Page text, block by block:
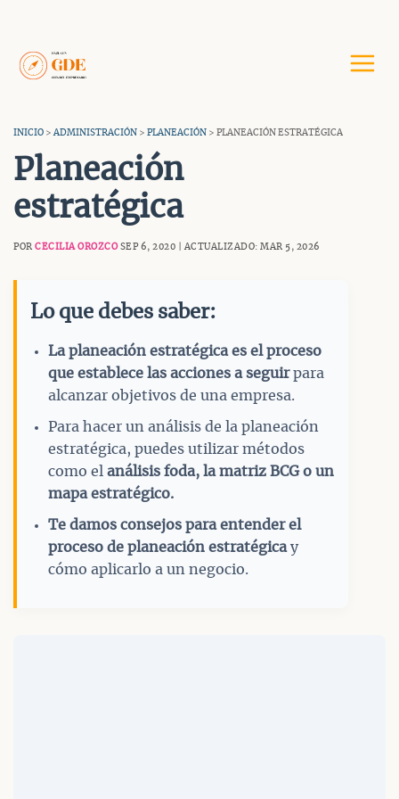
contenido
INICIO >ADMINISTRACIÓN > PLANEACIÓN > PLANEACIÓN ESTRATÉGICA
Planeación
estratégica
POR CECILIA OROZCOSEP 6, 2020 | ACTUALIZADO: MAR 5, 2026
Lo que debes saber:
La planeación estratégica es el proceso
que establece las acciones a seguirpara
alcanzar objetivos de una empresa.
Para hacer un análisis de la planeación
estratégica, puedes utilizar métodos
como el análisis foda, la matriz BCG o un
mapa estratégico.
Te damos consejos para entender el
proceso de planeación estratégicay
cómo aplicarlo a un negocio.